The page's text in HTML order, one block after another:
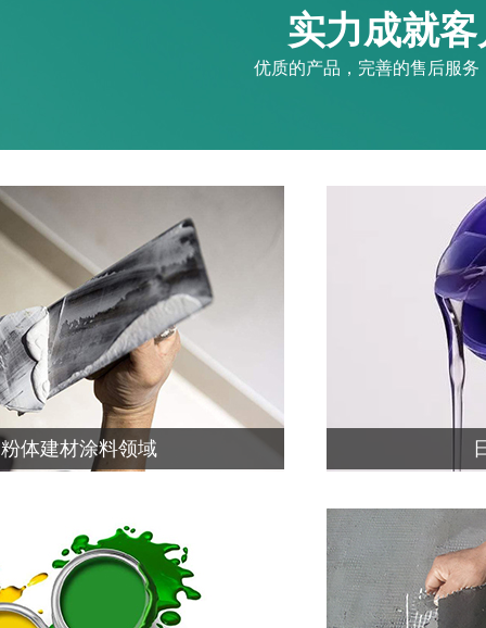
实力成就
优质的产品，完善的售后服
粉体建材涂料领域